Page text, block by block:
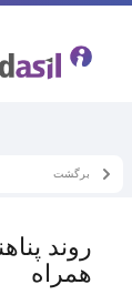
همه موضوعات
درخواست
برگشت
روند
همراه